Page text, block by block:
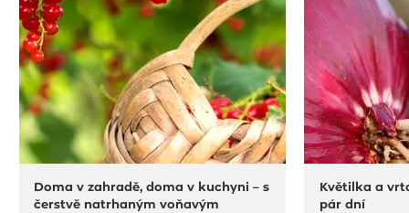
Doma v zahradě, doma v kuchyni – s
čerstvě natrhaným voňavým
Květilka a
pár dní